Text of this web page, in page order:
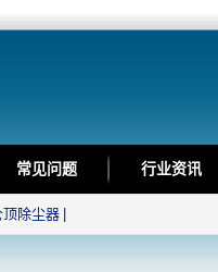
常见问题 行业资讯
顶除尘器